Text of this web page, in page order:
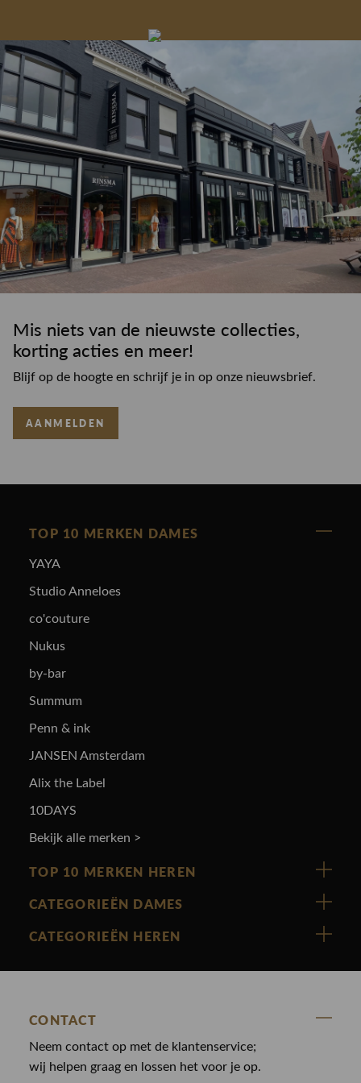
drankje
Gratis retourneren in
de winkel
Deskundig
kledingadvies
Mis niets van de nieuwste collecties,
korting acties en meer!
Blijf op de hoogte en schrijf je in op onze nieuwsbrief.
AANMELDEN
TOP 10 MERKEN DAMES
YAYA
Studio Anneloes
co'couture
Nukus
by-bar
Summum
Penn & ink
JANSEN Amsterdam
Alix the Label
10DAYS
Bekijk alle merken >
TOP 10 MERKEN HEREN
Vanguard
Cast Iron
Law of the sea
Paul en Shark
CATEGORIEËN DAMES
Nieuw binnen
Blouses
Broeken
Gilets
CATEGORIEËN HEREN
Broeken
Colberts
Giftcards
CONTACT
Neem contact op met de klantenservice;
wij helpen graag en lossen het voor je op.